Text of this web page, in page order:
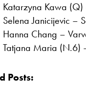
Katarzyna Kawa
Selena Janicijevic –
Hanna Chang –
Tatjana Maria (N.6)
Posts: